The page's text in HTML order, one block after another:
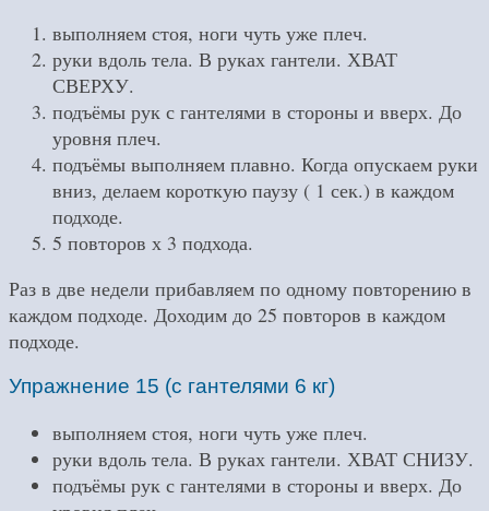
выполняем стоя, ноги чуть уже плеч.
руки вдоль тела. В руках гантели. ХВАТ
СВЕРХУ.
подъёмы рук с гантелями в стороны и вверх. До
уровня плеч.
подъёмы выполняем плавно. Когда опускаем руки
вниз, делаем короткую паузу ( 1 сек.) в каждом
подходе.
5 повторов х 3 подхода.
Раз в две недели прибавляем по одному повторению в
каждом подходе. Доходим до 25 повторов в каждом
подходе.
Упражнение 15 (с гантелями 6 кг)
выполняем стоя, ноги чуть уже плеч.
руки вдоль тела. В руках гантели. ХВАТ СНИЗУ.
подъёмы рук с гантелями в стороны и вверх. До